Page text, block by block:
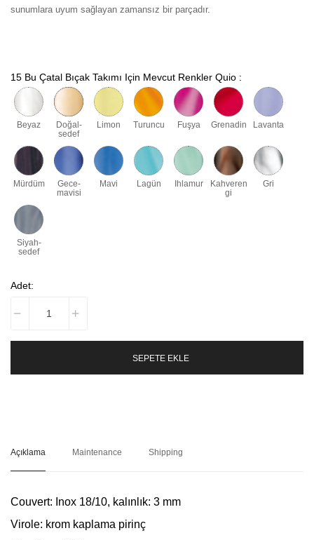
sunumlara uyum sağlayan zamansız bir parçadır.
15 Bu Çatal Bıçak Takımı Için Mevcut Renkler Quio :
Beyaz
Doğal-
sedef
Limon Turuncu Fuşya Grenadin Lavanta
Mürdüm
Gece-
mavisi
Mavi Lagün Ihlamur
Kahveren
gi
Gri
Siyah-
sedef
Adet:
SEPETE EKLE
Açıklama Maintenance Shipping
Couvert: Inox 18/10, kalınlık: 3 mm
Virole: krom kaplama pirinç